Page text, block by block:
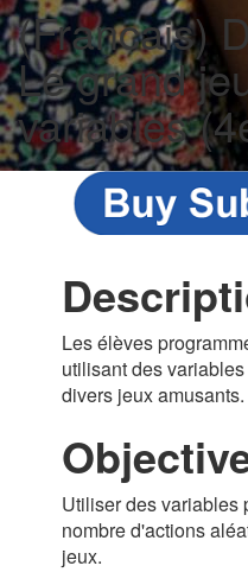
(Francais)
Le grand
variables
Les élèves
utilisant des
divers jeux amusants.
Utiliser des variables
nombre d'actions
jeux.